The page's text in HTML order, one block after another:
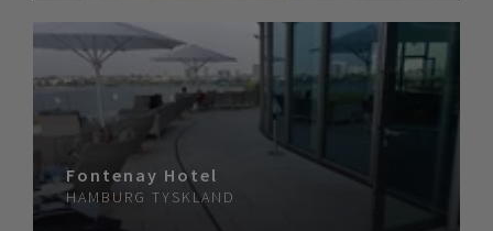
Fontenay Hotel
HAMBURG TYSKLAND